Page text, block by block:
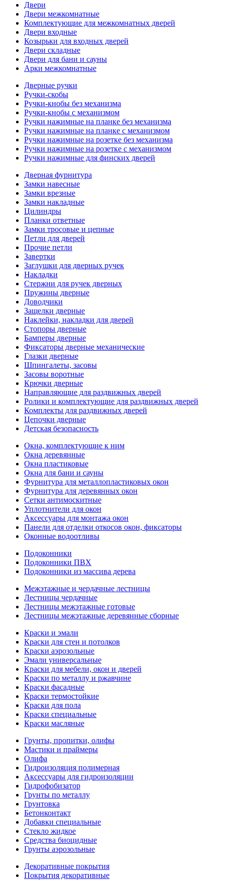
Двери
Двери межкомнатные
Комплектующие для межкомнатных дверей
Двери входные
Козырьки для входных дверей
Двери складные
Двери для бани и сауны
Арки межкомнатные
Дверные ручки
Ручки-скобы
Ручки-кнобы без механизма
Ручки-кнобы с механизмом
Ручки нажимные на планке без механизма
Ручки нажимные на планке с механизмом
Ручки нажимные на розетке без механизма
Ручки нажимные на розетке с механизмом
Ручки нажимные для финских дверей
Дверная фурнитура
Замки навесные
Замки врезные
Замки накладные
Цилиндры
Планки ответные
Замки тросовые и цепные
Петли для дверей
Прочие петли
Завертки
Заглушки для дверных ручек
Накладки
Стержни для ручек дверных
Пружины дверные
Доводчики
Защелки дверные
Наклейки, накладки для дверей
Стопоры дверные
Бамперы дверные
Фиксаторы дверные механические
Глазки дверные
Шпингалеты, засовы
Засовы воротные
Крючки дверные
Направляющие для раздвижных дверей
Ролики и комплектующие для раздвижных дверей
Комплекты для раздвижных дверей
Цепочки дверные
Детская безопасность
Окна, комплектующие к ним
Окна деревянные
Окна пластиковые
Окна для бани и сауны
Фурнитура для металлопластиковых окон
Фурнитура для деревянных окон
Сетки антимоскитные
Уплотнители для окон
Аксессуары для монтажа окон
Панели для отделки откосов окон, фиксаторы
Оконные водоотливы
Подоконники
Подоконники ПВХ
Подоконники из массива дерева
Межэтажные и чердачные лестницы
Лестницы чердачные
Лестницы межэтажные готовые
Лестницы межэтажные деревянные сборные
Краски и эмали
Краски для стен и потолков
Краски аэрозольные
Эмали универсальные
Краски для мебели, окон и дверей
Краски по металлу и ржавчине
Краски фасадные
Краски термостойкие
Краски для пола
Краски специальные
Краски масляные
Грунты, пропитки, олифы
Мастики и праймеры
Олифа
Гидроизоляция полимерная
Аксессуары для гидроизоляции
Гидрофобизатор
Грунты по металлу
Грунтовка
Бетонконтакт
Добавки специальные
Стекло жидкое
Средства биоцидные
Грунты аэрозольные
Декоративные покрытия
Покрытия декоративные